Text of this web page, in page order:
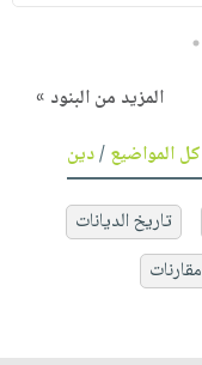
5
المزيد من البنود »
كل المواضيع/دين
تاريخ الديانات
مقارنات